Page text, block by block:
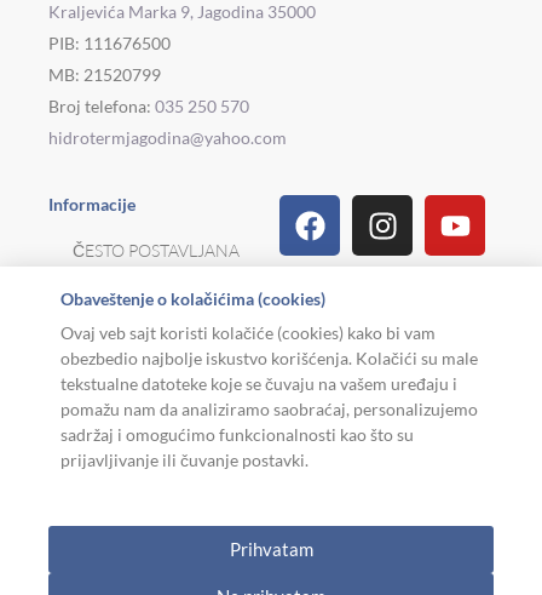
Kraljevića Marka 9, Jagodina 35000
PIB: 111676500
MB: 21520799
Broj telefona: 035 250 570
hidrotermjagodina@yahoo.com
Informacije
ČESTO POSTAVLJANA
REKLAMACIJE I
POVRAT ROBE
USLOVI KORIŠĆENJA
FacebookInstagram
Linkedin
Viber
TiktokPinterest
Copyright © 2026. Hidroterm Jagodina
Obaveštenje o kolačićima (cookies)
Ovaj veb sajt koristi kolačiće (cookies) kako bi vam
obezbedio najbolje iskustvo korišćenja. Kolačići su male
tekstualne datoteke koje se čuvaju na vašem uređaju i
pomažu nam da analiziramo saobraćaj, personalizujemo
sadržaj i omogućimo funkcionalnosti kao što su
prijavljivanje ili čuvanje postavki.
Prihvatam